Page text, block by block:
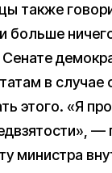
также
больше
в случае
этого. «Я
министра